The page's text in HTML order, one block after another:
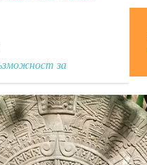
за